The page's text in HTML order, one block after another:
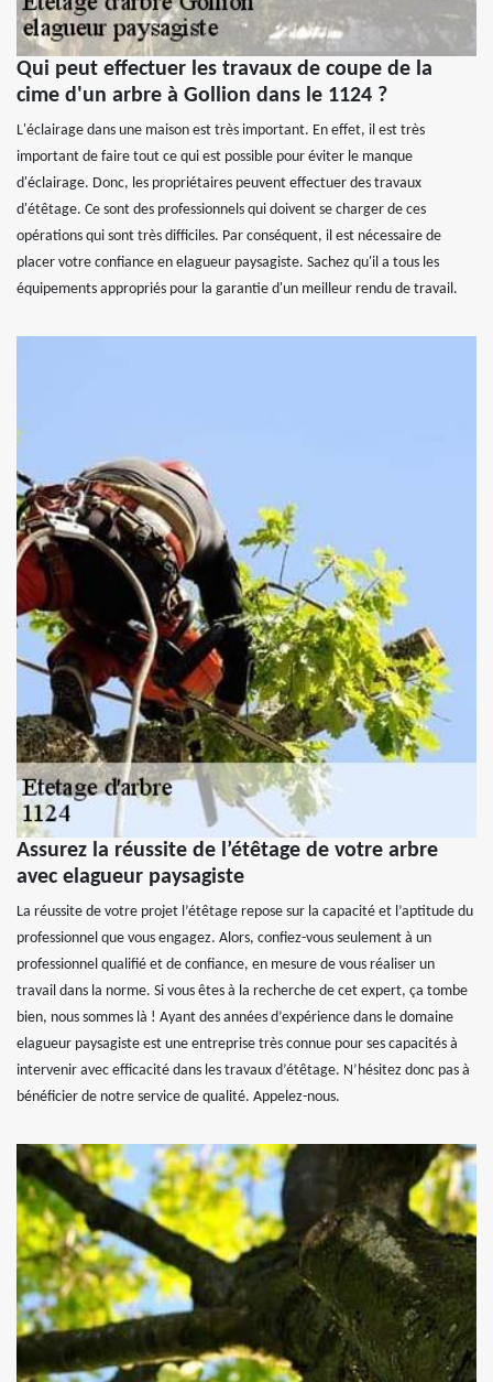
Qui peut effectuer les travaux de coupe de la
cime d'un arbre à Gollion dans le 1124 ?
L'éclairage dans une maison est très important. En effet, il est très
important de faire tout ce qui est possible pour éviter le manque
d'éclairage. Donc, les propriétaires peuvent effectuer des travaux
d'étêtage. Ce sont des professionnels qui doivent se charger de ces
opérations qui sont très difficiles. Par conséquent, il est nécessaire de
placer votre confiance en elagueur paysagiste. Sachez qu'il a tous les
équipements appropriés pour la garantie d'un meilleur rendu de travail.
Assurez la réussite de l’étêtage de votre arbre
avec elagueur paysagiste
La réussite de votre projet l’étêtage repose sur la capacité et l’aptitude du
professionnel que vous engagez. Alors, confiez-vous seulement à un
professionnel qualifié et de confiance, en mesure de vous réaliser un
travail dans la norme. Si vous êtes à la recherche de cet expert, ça tombe
bien, nous sommes là ! Ayant des années d’expérience dans le domaine
elagueur paysagiste est une entreprise très connue pour ses capacités à
intervenir avec efficacité dans les travaux d’étêtage. N’hésitez donc pas à
bénéficier de notre service de qualité. Appelez-nous.